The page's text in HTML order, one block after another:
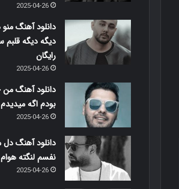
2025-04-26
دانلود آهنگ
دیگه دیگه قلبم
رایگان
2025-04-26
دانلود آهنگ
بودم اگه
2025-04-26
دانلود آهنگ دل
نفسم لنگته هوام
2025-04-26